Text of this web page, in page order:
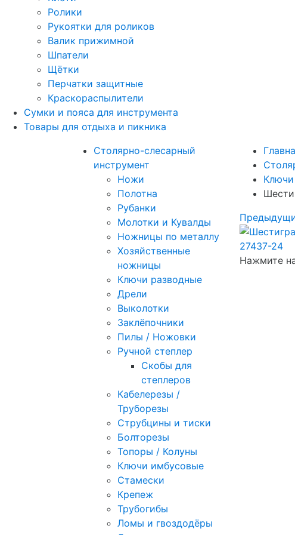
Ролики
Рукоятки для роликов
Валик прижимной
Шпатели
Щётки
Перчатки защитные
Краскораспылители
Сумки и пояса для инструмента
Товары для отдыха и пикника
Столярно-слесарный
инструмент
Ножи
Полотна
Рубанки
Молотки и Кувалды
Ножницы по металлу
Хозяйственные
ножницы
Ключи разводные
Дрели
Выколотки
Заклёпочники
Пилы / Ножовки
Ручной степлер
Скобы для
степлеров
Кабелерезы /
Труборезы
Струбцины и тиски
Болторезы
Топоры / Колуны
Ключи имбусовые
Стамески
Крепеж
Трубогибы
Ломы и гвоздодёры
Нажмите